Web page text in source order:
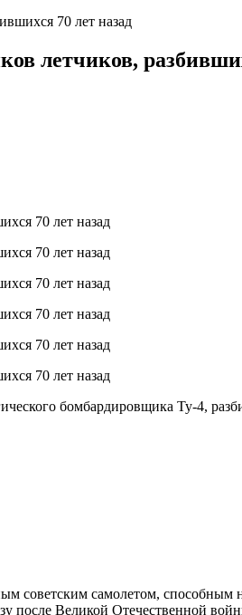
70 лет назад
летчиков,
бомбардировщика Ту-4,
советским самолетом, способным
после Великой Отечественной